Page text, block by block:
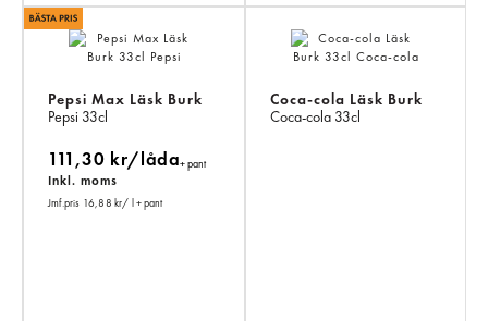
Pepsi Max Läsk Burk
Pepsi 33cl
111,30 kr/låda+ pant
Inkl. moms
Jmf.pris 16,88 kr/ l+ pant
Coca-cola Läsk Burk
Coca-cola 33cl